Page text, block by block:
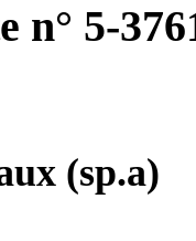
n° 5-
(sp.a)